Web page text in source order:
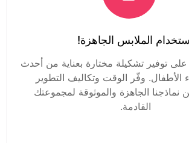
الملابس الجاهزة!
توفير تشكيلة مختارة بعناية من أحدث
الأطفال. وفّر الوقت وتكاليف التطوير
نماذجنا الجاهزة والموثوقة لمجموعتك
القادمة.